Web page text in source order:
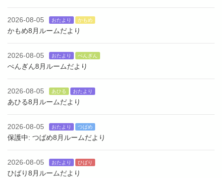
2026-08-05 おたより かもめ
かもめ8月ルームだより
2026-08-05 おたより ぺんぎん
ぺんぎん8月ルームだより
2026-08-05 あひる おたより
あひる8月ルームだより
2026-08-05 おたより つばめ
保護中: つばめ8月ルームだより
2026-08-05 おたより ひばり
ひばり8月ルームだより